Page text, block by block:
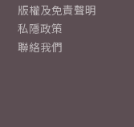
版權及免責聲明
私隱政策
聯絡我們